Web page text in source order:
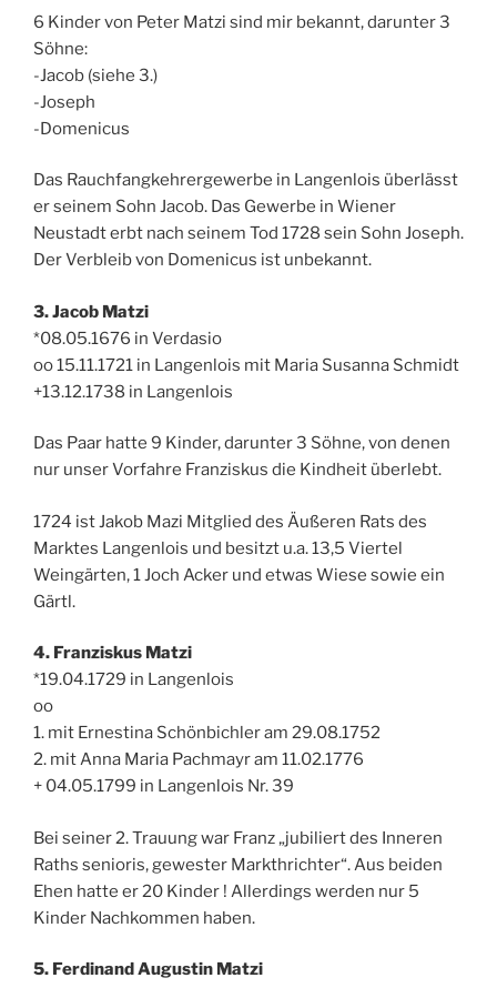
6 Kinder von Peter Matzi sind mir bekannt, darunter 3
Söhne:
-Jacob (siehe 3.)
-Joseph
-Domenicus
Das Rauchfangkehrergewerbe in Langenlois überlässt
er seinem Sohn Jacob. Das Gewerbe in Wiener
Neustadt erbt nach seinem Tod 1728 sein Sohn Joseph.
Der Verbleib von Domenicus ist unbekannt.
3. Jacob Matzi
*08.05.1676 in Verdasio
oo 15.11.1721 in Langenlois mit Maria Susanna Schmidt
+13.12.1738 in Langenlois
Das Paar hatte 9 Kinder, darunter 3 Söhne, von denen
nur unser Vorfahre Franziskus die Kindheit überlebt.
1724 ist Jakob Mazi Mitglied des Äußeren Rats des
Marktes Langenlois und besitzt u.a. 13,5 Viertel
Weingärten, 1 Joch Acker und etwas Wiese sowie ein
Gärtl.
4. Franziskus Matzi
*19.04.1729 in Langenlois
oo
1. mit Ernestina Schönbichler am 29.08.1752
2. mit Anna Maria Pachmayr am 11.02.1776
+ 04.05.1799 in Langenlois Nr. 39
Bei seiner 2. Trauung war Franz „jubiliert des Inneren
Raths senioris, gewester Markthrichter“. Aus beiden
Ehen hatte er 20 Kinder ! Allerdings werden nur 5
Kinder Nachkommen haben.
5. Ferdinand Augustin Matzi